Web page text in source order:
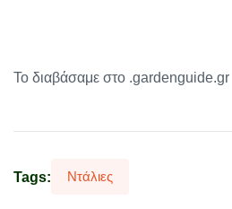
Το διαβάσαμε στο .gardenguide.gr
Tags: Ντάλιες